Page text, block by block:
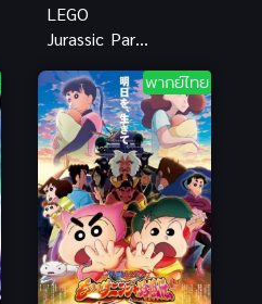
LEGO
Jurassic Park
จูราสสิค พาร์คพากย์ไทย